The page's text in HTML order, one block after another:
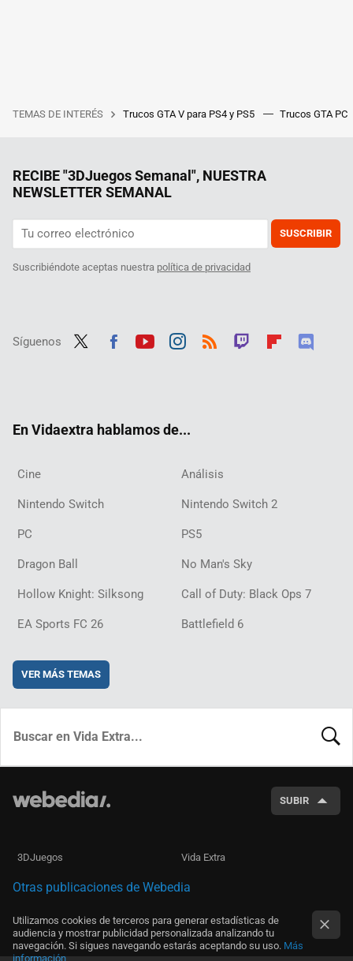
TEMAS DE INTERÉS Trucos GTA V para PS4 y PS5 Trucos GTA PC
RECIBE "3DJuegos Semanal", NUESTRA
NEWSLETTER SEMANAL
SUSCRIBIR
Suscribiéndote aceptas nuestra política de privacidad
Síguenos
En Vidaextra hablamos de...
Cine Análisis
Nintendo Switch Nintendo Switch 2
PC PS5
Dragon Ball No Man's Sky
Hollow Knight: Silksong Call of Duty: Black Ops 7
EA Sports FC 26 Battlefield 6
VER MÁS TEMAS
SUBIR
3DJuegos Vida Extra
Otras publicaciones de Webedia
Utilizamos cookies de terceros para generar estadísticas de
audiencia y mostrar publicidad personalizada analizando tu
navegación. Si sigues navegando estarás aceptando su uso. Más
información